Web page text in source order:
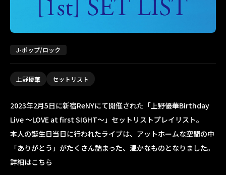
J-ポップ/ロック
上野優華 セットリスト
2023年2月5日に新宿ReNYにて開催された「上野優華Birthday
Live ～LOVE at first SIGHT～」セットリストプレイリスト。
本人の誕生日当日に行われたライブは、アットホームな空間の中
「ありがとう」がたくさん詰まった、温かなものとなりました。
詳細はこちら